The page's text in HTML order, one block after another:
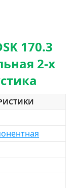
170.3
2-х